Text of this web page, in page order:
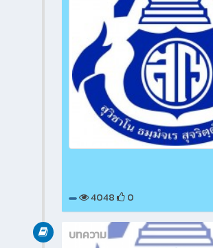
4048 0
บทความ